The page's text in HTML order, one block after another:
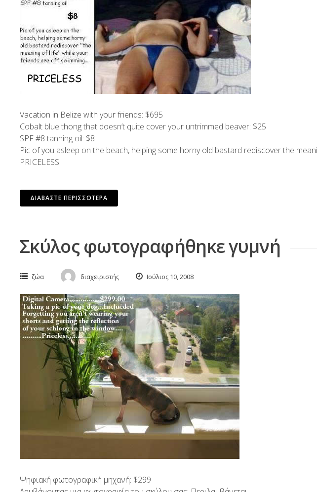
Vacation in Belize with your friends: $695
Cobalt blue thong that doesn’t quite cover your untrimmed beaver: $25
SPF #8 tanning oil: $8
Pic of you asleep on the beach, helping some horny old bastard rediscover the
PRICELESS
ΔΙΑΒΆΣΤΕ ΠΕΡΙΣΣΌΤΕΡΑ
Σκύλος φωτογραφήθηκε γυμνή
ζώα διαχειριστής Ιούλιος 10, 2008
Ψηφιακή φωτογραφική μηχανή: $299